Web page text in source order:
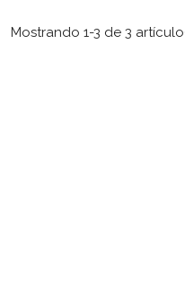
Mostrando 1-3 de 3